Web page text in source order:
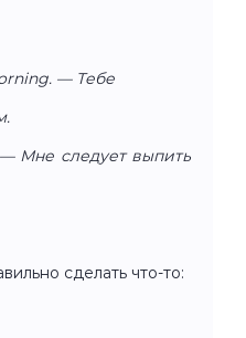
— Тебе
Мне следует выпить
сделать что-то: